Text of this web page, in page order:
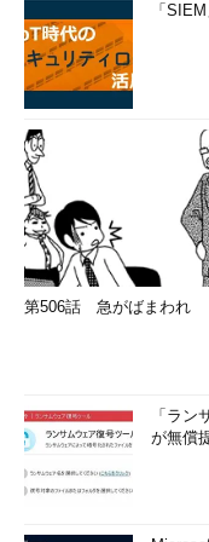
「
第506話 急がばまわれ
「ラン
が無償